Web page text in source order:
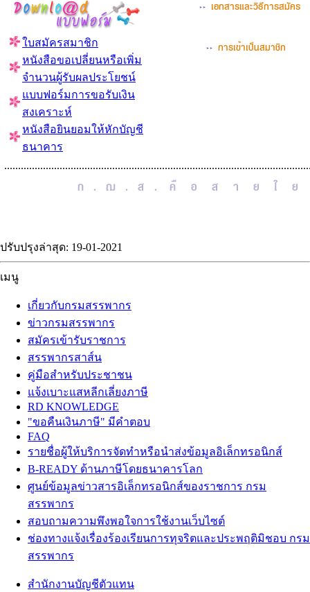
ใบสมัครสมาชิก
หนังสือขอเปลี่ยนหรือเพิ่ม
จำนวนผู้รับผลประโยชน์
แบบฟอร์มการขอรับเงิน
สงเคราะห์
หนังสือยินยอมให้หักบัญชี
ธนาคาร
ปรับปรุงล่าสุด: 19-01-2021
เมนู
เกี่ยวกับกรมสรรพากร
ข่าวกรมสรรพากร
สมัครเข้ารับราชการ
สรรพากรสาส์น
คู่มือสำหรับประชาชน
แจ้งเบาะแสหลีกเลี่ยงภาษี
RD KNOWLEDGE
"ขอคืนเงินภาษี" มีคำตอบ
FAQ
รายชื่อผู้ให้บริการจัดทำหรือนำส่งข้อมูลอิเล็กทรอนิกส์
B-READY ด้านภาษีโดยธนาคารโลก
ศูนย์ข้อมูลข่าวสารอิเล็กทรอนิกส์ของราชการ กรม
สรรพากร
สอบถามความพึงพอใจการใช้งานเว็บไซต์
ช่องทางแจ้งเรื่องร้องเรียนการทุจริตและประพฤติมิชอบ กรม
สรรพากร
สำนักงานบัญชีตัวแทน